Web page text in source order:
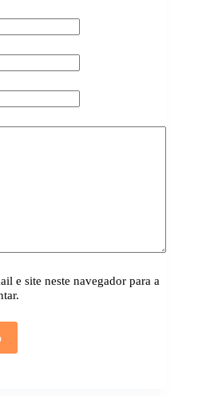
e site neste navegador para a